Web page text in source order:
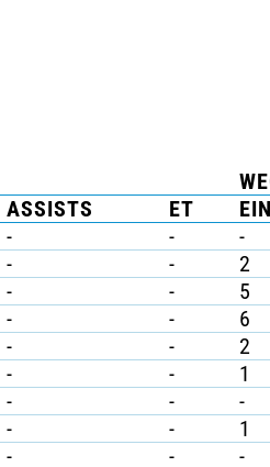
ASSISTS
ET EIN
-
- -
-
- 2
-
- 5
-
- 6
-
- 2
-
- 1
-
- -
-
- 1
-
- -